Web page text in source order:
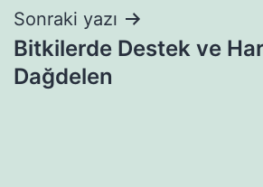
Sonraki yazı
Bitkilerde Destek ve
Dağdelen